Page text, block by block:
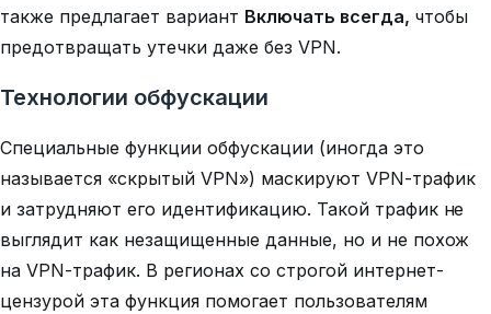
также предлагает вариант Включать всегда, чтобы
предотвращать утечки даже без VPN.
Технологии обфускации
Специальные функции обфускации (иногда это
называется «скрытый VPN») маскируют VPN-трафик
и затрудняют его идентификацию. Такой трафик не
выглядит как незащищенные данные, но и не похож
на VPN-трафик. В регионах со строгой интернет-
цензурой эта функция помогает пользователям